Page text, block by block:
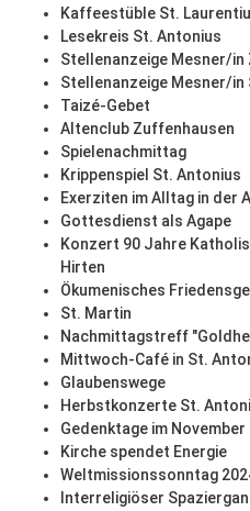
Kaffeestüble St.
Lesekreis St. Antonius
Stellenanzeige Mesner/
Stellenanzeige Mesner/in
Taizé-Gebet
Altenclub Zuffenhausen
Spielenachmittag
Krippenspiel St. Antonius
Exerziten im Alltag in der
Gottesdienst als Agape
Konzert 90 Jahre
Hirten
Ökumenisches
St. Martin
Nachmittagstreff
Mittwoch-Café in St.
Glaubenswege
Herbstkonzerte St.
Gedenktage im November
Kirche spendet Energie
Weltmissionssonntag
Interreligiöser